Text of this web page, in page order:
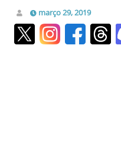
março 29, 2019